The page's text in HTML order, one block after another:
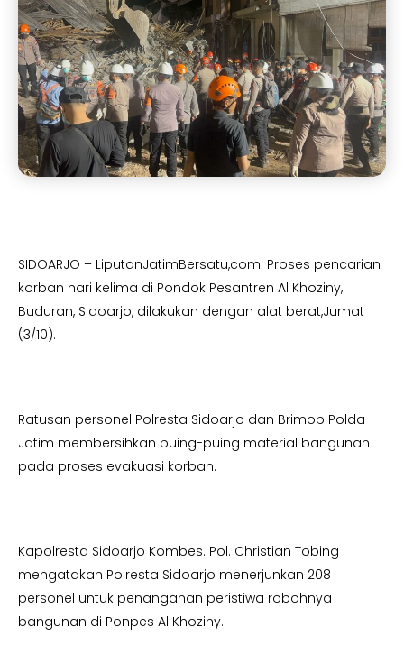
SIDOARJO – LiputanJatimBersatu,com. Proses pencarian
korban hari kelima di Pondok Pesantren Al Khoziny,
Buduran, Sidoarjo, dilakukan dengan alat berat,Jumat
(3/10).
Ratusan personel Polresta Sidoarjo dan Brimob Polda
Jatim membersihkan puing-puing material bangunan
pada proses evakuasi korban.
Kapolresta Sidoarjo Kombes. Pol. Christian Tobing
mengatakan Polresta Sidoarjo menerjunkan 208
personel untuk penanganan peristiwa robohnya
bangunan di Ponpes Al Khoziny.